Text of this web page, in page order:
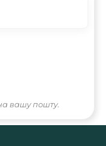
вашу пошту.